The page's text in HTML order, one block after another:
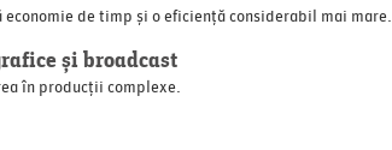
de timp și o eficiență considerabil mai mare.
și broadcast
în producții complexe.